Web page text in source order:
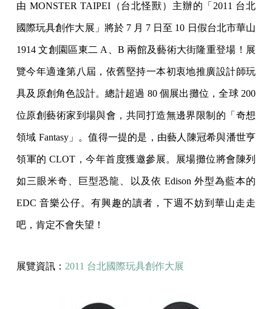
由 MONSTER TAIPEI（台北怪獸）主辦的「2011 台北
國際玩具創作大展」將於 7 月 7 日至 10 日假台北市華山
1914 文創園區東二 A、B 兩館及藝術大街隆重登場！展
覽今年適逢第八屆，依舊堅持一本初衷地推廣設計師玩
具及原創角色設計。總計超過 80 個展出攤位，全球 200
位原創藝術家到場與會，共同打造無邊界限制的「奇想
領域 Fantasy」。值得一提的是，由藝人陳冠希與潘世亨
領軍的 CLOT，今年首度獲邀參展。展場攤位將會陳列
如三眼米奇、巨型恐龍、以及依 Edison 外型為藍本的
EDC 音樂公仔。有興趣的讀者，下週不妨到華山走走
吧，肯定不會失望！
展覽資訊： 2011 台北國際玩具創作大展